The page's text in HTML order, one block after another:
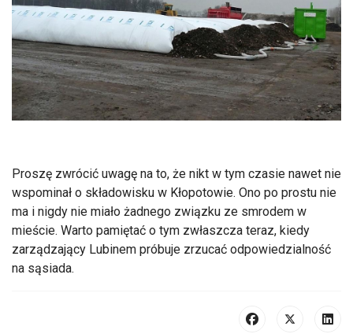
Proszę zwrócić uwagę na to, że nikt w tym czasie nawet nie
wspominał o składowisku w Kłopotowie. Ono po prostu nie
ma i nigdy nie miało żadnego związku ze smrodem w
mieście. Warto pamiętać o tym zwłaszcza teraz, kiedy
zarządzający Lubinem próbuje zrzucać odpowiedzialność
na sąsiada.